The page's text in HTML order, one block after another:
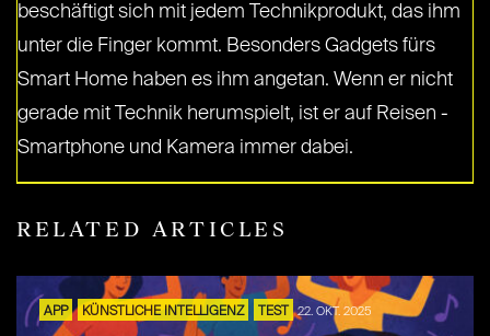
beschäftigt sich mit jedem Technikprodukt, das ihm
unter die Finger kommt. Besonders Gadgets fürs
Smart Home haben es ihm angetan. Wenn er nicht
gerade mit Technik herumspielt, ist er auf Reisen -
Smartphone und Kamera immer dabei.
RELATED ARTICLES
APP KÜNSTLICHE INTELLIGENZ TEST 22. OKT. 2025